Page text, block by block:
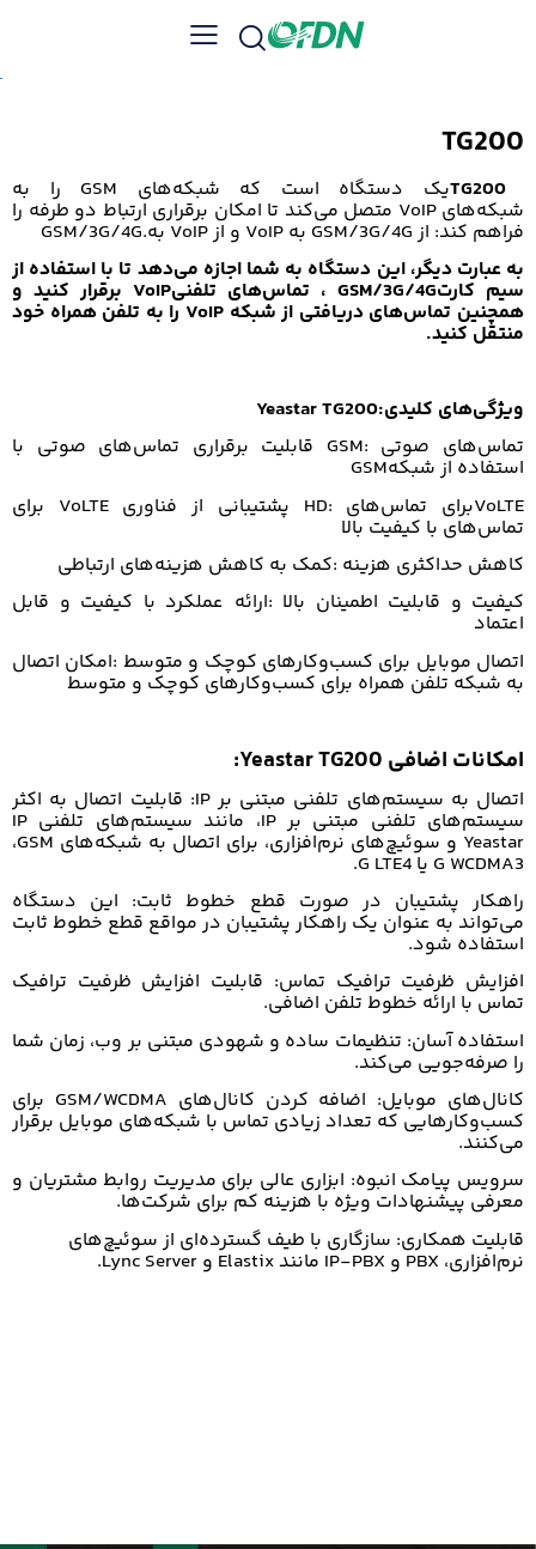
TG200
TG200یک دستگاه است که شبکه‌های GSM را به
شبکه‌های VoIP متصل می‌کند تا امکان برقراری ارتباط دو طرفه را
فراهم کند: ازGSM/3G/4G به VoIP و ازVoIP بهGSM/3G/4G.
به عبارت دیگر، این دستگاه به شما اجازه می‌دهد تا با استفاده از
سیم کارتGSM/3G/4G ، تماس‌های تلفنیVoIP برقرار کنید و
همچنین تماس‌های دریافتی از شبکه VoIP را به تلفن همراه خود
منتقل کنید.
ویژگی‌های کلیدیYeastar TG200:
تماس‌های صوتی GSM: قابلیت برقراری تماس‌های صوتی با
استفاده از شبکهGSM
VoLTEبرای تماس‌های HD: پشتیبانی از فناوری VoLTE برای
تماس‌های با کیفیت بالا
کاهش حداکثری هزینه :کمک به کاهش هزینه‌های ارتباطی
کیفیت و قابلیت اطمینان بالا :ارائه عملکرد با کیفیت و قابل
اعتماد
اتصال موبایل برای کسب‌وکارهای کوچک و متوسط :امکان اتصال
به شبکه تلفن همراه برای کسب‌وکارهای کوچک و متوسط
امکانات اضافی Yeastar TG200
:
اتصال به سیستم‌های تلفنی مبتنی برIP: قابلیت اتصال به اکثر
سیستم‌های تلفنی مبتنی برIP، مانند سیستم‌های تلفنی IP
Yeastar و سوئیچ‌های نرم‌افزاری، برای اتصال به شبکه‌های GSM،
3
G WCDMA یا 4 G LTE
.
راهکار پشتیبان در صورت قطع خطوط ثابت: این دستگاه
می‌تواند به عنوان یک راهکار پشتیبان در مواقع قطع خطوط ثابت
استفاده شود.
افزایش ظرفیت ترافیک تماس: قابلیت افزایش ظرفیت ترافیک
تماس با ارائه خطوط تلفن اضافی.
استفاده آسان: تنظیمات ساده و شهودی مبتنی بر وب، زمان شما
را صرفه‌جویی می‌کند.
کانال‌های موبایل: اضافه کردن کانال‌های GSM/WCDMA برای
کسب‌وکارهایی که تعداد زیادی تماس با شبکه‌های موبایل برقرار
می‌کنند.
سرویس پیامک انبوه: ابزاری عالی برای مدیریت روابط مشتریان و
معرفی پیشنهادات ویژه با هزینه کم برای شرکت‌ها.
قابلیت همکاری: سازگاری با طیف گسترده‌ای از سوئیچ‌های
نرم‌افزاری، PBX و IP-PBX مانندElastix و Lync Server
.